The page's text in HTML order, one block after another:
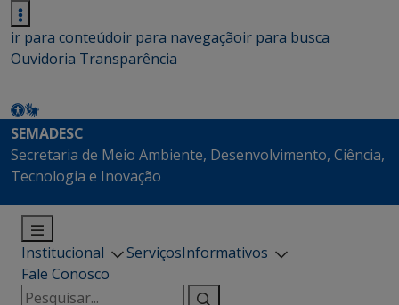
ir para conteúdoir para navegaçãoir para busca
Ouvidoria Transparência
SEMADESC
Secretaria de Meio Ambiente, Desenvolvimento, Ciência,
Tecnologia e Inovação
Institucional ServiçosInformativos
Fale Conosco
Pesquisar